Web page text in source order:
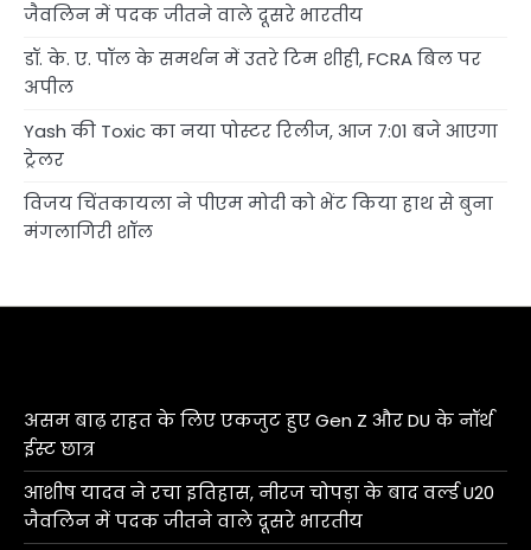
जैवलिन में पदक जीतने वाले दूसरे भारतीय
डॉ. के. ए. पॉल के समर्थन में उतरे टिम शीही, FCRA बिल पर
अपील
Yash की Toxic का नया पोस्टर रिलीज, आज 7:01 बजे आएगा
ट्रेलर
विजय चिंतकायला ने पीएम मोदी को भेंट किया हाथ से बुना
मंगलागिरी शॉल
असम बाढ़ राहत के लिए एकजुट हुए Gen Z और DU के नॉर्थ
ईस्ट छात्र
आशीष यादव ने रचा इतिहास, नीरज चोपड़ा के बाद वर्ल्ड U20
जैवलिन में पदक जीतने वाले दूसरे भारतीय